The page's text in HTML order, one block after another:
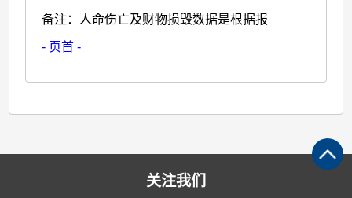
备注：人命伤亡及财物损毁数据是根据报
- 页首 -
关注我们